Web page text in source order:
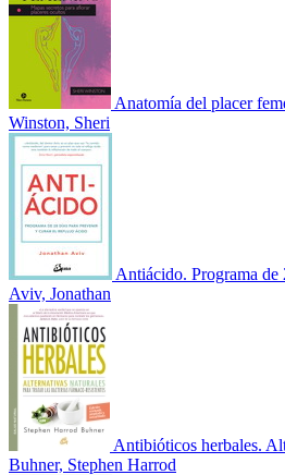
Anatomía del placer
Winston, Sheri
Antiácido. Programa de
Aviv, Jonathan
Antibióticos herbales.
Buhner, Stephen Harrod